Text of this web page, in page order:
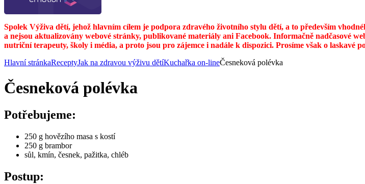
Spolek Výživa dětí, jehož hlavním cílem je podpora zdravého životního stylu dětí, a to především
a nejsou aktualizovány webové stránky, publikované materiály ani Facebook. Informačně nadčasové
nutriční terapeuty, školy i média, a proto jsou pro zájemce i nadále k dispozici. Prosíme však o laskavé
Hlavní stránkaReceptyJak na zdravou výživu dětíKuchařka on-lineČesneková polévka
Česneková polévka
Potřebujeme:
250 g hovězího masa s kostí
250 g brambor
sůl, kmín, česnek, pažitka, chléb
Postup: